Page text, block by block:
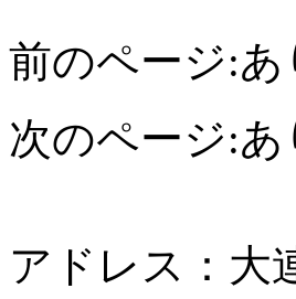
前のページ:あ
次のページ:あ
アドレス：大